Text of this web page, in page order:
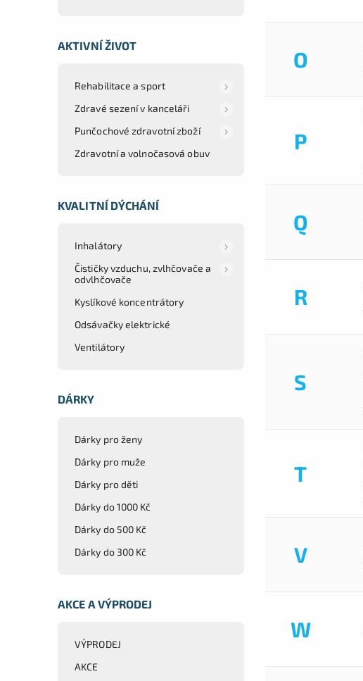
AKTIVNÍ ŽIVOT
Rehabilitace a sport
Zdravé sezení v kanceláři
Punčochové zdravotní zboží
Zdravotní a volnočasová obuv
KVALITNÍ DÝCHÁNÍ
Inhalátory
Čističky vzduchu, zvlhčovače a
odvlhčovače
Kyslíkové koncentrátory
Odsávačky elektrické
Ventilátory
DÁRKY
Dárky pro ženy
Dárky pro muže
Dárky pro děti
Dárky do 1000 Kč
Dárky do 500 Kč
Dárky do 300 Kč
AKCE A VÝPRODEJ
VÝPRODEJ
AKCE
O
P
Q
R
S
T
V
W